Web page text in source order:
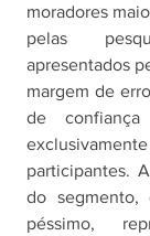
moradores
pelas
apresentados
margem de
de
participantes.
do
péssimo,